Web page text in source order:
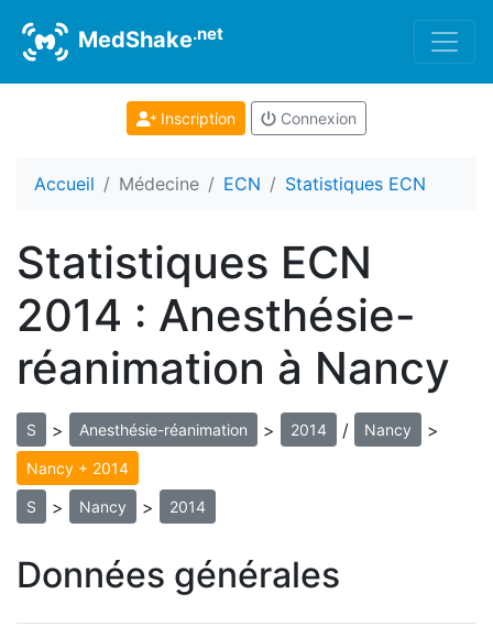
MedShake.net
Inscription Connexion
Accueil Médecine ECN Statistiques ECN
Statistiques ECN
2014 : Anesthésie-
réanimation à Nancy
S > Anesthésie-réanimation > 2014 / Nancy >
Nancy + 2014
S > Nancy > 2014
Données générales